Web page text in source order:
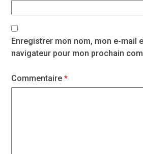
Enregistrer mon nom, mon e-mail
navigateur pour mon prochain
Commentaire*